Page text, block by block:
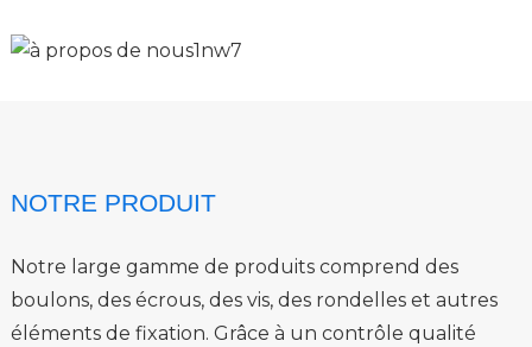
NOTRE PRODUIT
Notre large gamme de produits comprend des
boulons, des écrous, des vis, des rondelles et autres
éléments de fixation. Grâce à un contrôle qualité